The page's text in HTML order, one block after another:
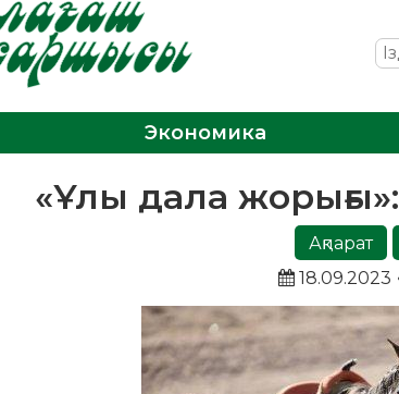
Экономика
«Ұлы дала
Ақпарат
18.09.2023